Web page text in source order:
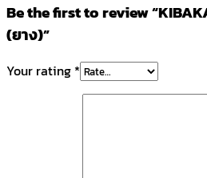
Be the first to review
(ยาง)”
Your rating *